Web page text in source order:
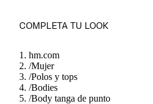
COMPLETA TU LOOK
hm.com
/Mujer
/Polos y tops
/Bodies
/Body tanga de punto